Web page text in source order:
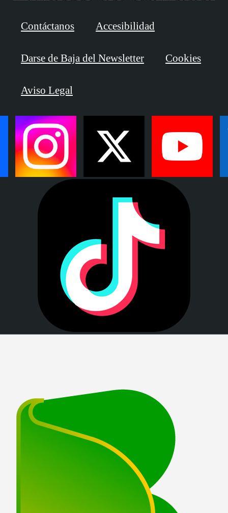
Contáctanos Accesibilidad
Darse de Baja del Newsletter Cookies
Aviso Legal